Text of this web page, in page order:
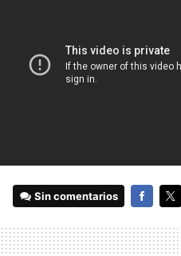
Sin comentarios